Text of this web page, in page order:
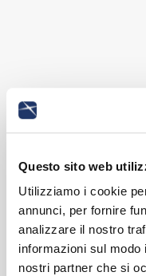
Questo sito web
Utilizziamo i cookie
annunci, per fornire
analizzare il nostro
informazioni sul
nostri partner che si